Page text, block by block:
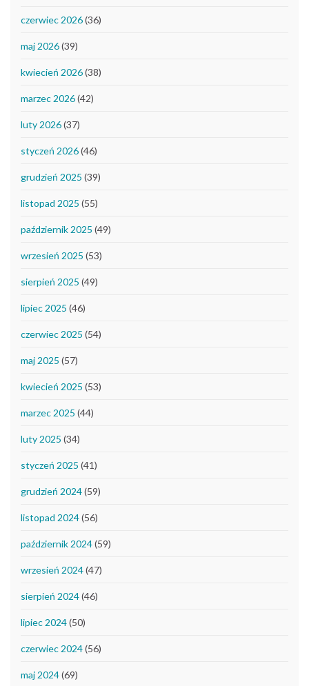
czerwiec 2026(36)
maj 2026(39)
kwiecień 2026(38)
marzec 2026(42)
luty 2026(37)
styczeń 2026(46)
grudzień 2025 (39)
listopad 2025 (55)
październik 2025 (49)
wrzesień 2025 (53)
sierpień 2025 (49)
lipiec 2025 (46)
czerwiec 2025 (54)
maj 2025 (57)
kwiecień 2025 (53)
marzec 2025 (44)
luty 2025 (34)
styczeń 2025 (41)
grudzień 2024(59)
listopad 2024(56)
październik 2024(59)
wrzesień 2024(47)
sierpień 2024(46)
lipiec 2024(50)
czerwiec 2024(56)
maj 2024(69)